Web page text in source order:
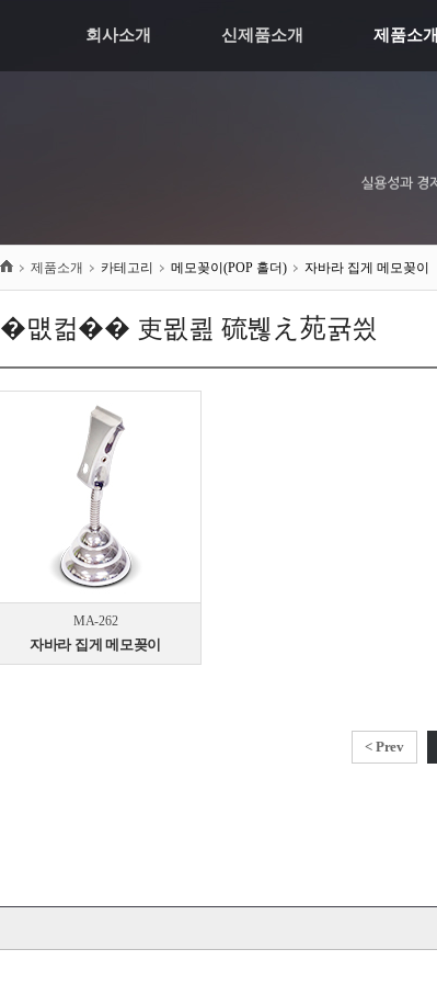
제품소개
신제품소개
회사소개
제품소개 카테고리 메모꽂이(POP 홀더) 자바라 집게 메모꽂이
�먮컮�� 吏묎쾶 硫붾え苑귥씠
MA-262
자바라 집게 메모꽂이
< Prev